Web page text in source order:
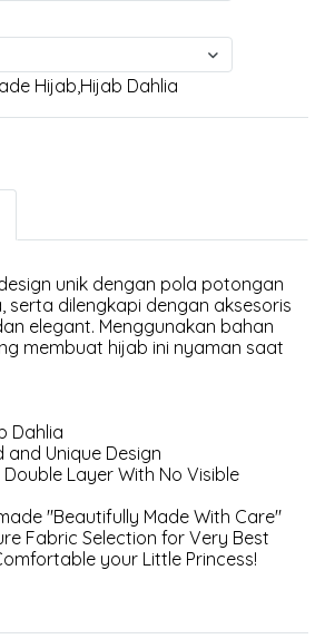
Hijab,Hijab Dahlia
unik dengan pola potongan
serta dilengkapi dengan aksesoris
elegant. Menggunakan bahan
membuat hijab ini nyaman saat
Dahlia
and Unique Design
Double Layer With No Visible
"Beautifully Made With Care"
Fabric Selection for Very Best
your Little Princess!